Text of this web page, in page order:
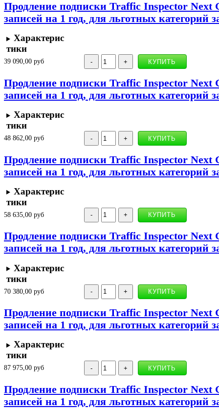
Продление подписки Traffic Inspector Next
записей на 1 год, для льготных категорий
Характерис
тики
39 090,00 руб
Продление подписки Traffic Inspector Next
записей на 1 год, для льготных категорий
Характерис
тики
48 862,00 руб
Продление подписки Traffic Inspector Next
записей на 1 год, для льготных категорий
Характерис
тики
58 635,00 руб
Продление подписки Traffic Inspector Next
записей на 1 год, для льготных категорий
Характерис
тики
70 380,00 руб
Продление подписки Traffic Inspector Next
записей на 1 год, для льготных категорий
Характерис
тики
87 975,00 руб
Продление подписки Traffic Inspector Next
записей на 1 год, для льготных категорий